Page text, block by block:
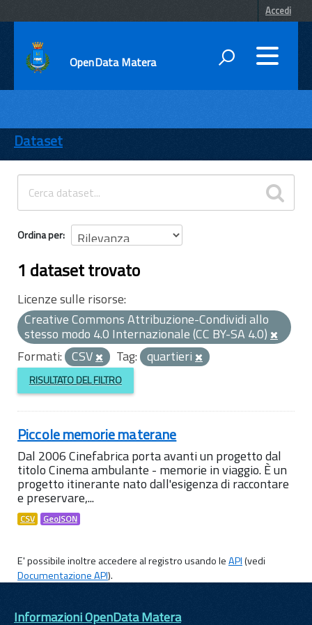
Accedi
OpenData Matera
ENTI
TEMI
INFORMAZIONI
Dataset
Ordina per
1 dataset trovato
Licenze sulle risorse:
Creative Commons Attribuzione-Condividi allo
stesso modo 4.0 Internazionale (CC BY-SA 4.0)
Formati: CSV Tag: quartieri
RISULTATO DEL FILTRO
Piccole memorie materane
Dal 2006 Cinefabrica porta avanti un progetto dal
titolo Cinema ambulante - memorie in viaggio. È un
progetto itinerante nato dall'esigenza di raccontare
e preservare,...
CSV GeoJSON
E' possibile inoltre accedere al registro usando leAPI(vedi
Documentazione API).
Informazioni OpenData Matera